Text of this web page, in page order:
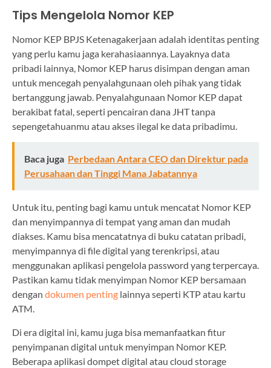
Tips Mengelola Nomor KEP
Nomor KEP BPJS Ketenagakerjaan adalah identitas penting
yang perlu kamu jaga kerahasiaannya. Layaknya data
pribadi lainnya, Nomor KEP harus disimpan dengan aman
untuk mencegah penyalahgunaan oleh pihak yang tidak
bertanggung jawab. Penyalahgunaan Nomor KEP dapat
berakibat fatal, seperti pencairan dana JHT tanpa
sepengetahuanmu atau akses ilegal ke data pribadimu.
Baca juga Perbedaan Antara CEO dan Direktur pada
Perusahaan dan Tinggi Mana Jabatannya
Untuk itu, penting bagi kamu untuk mencatat Nomor KEP
dan menyimpannya di tempat yang aman dan mudah
diakses. Kamu bisa mencatatnya di buku catatan pribadi,
menyimpannya di file digital yang terenkripsi, atau
menggunakan aplikasi pengelola password yang terpercaya.
Pastikan kamu tidak menyimpan Nomor KEP bersamaan
dengan dokumen penting lainnya seperti KTP atau kartu
ATM.
Di era digital ini, kamu juga bisa memanfaatkan fitur
penyimpanan digital untuk menyimpan Nomor KEP.
Beberapa aplikasi dompet digital atau cloud storage